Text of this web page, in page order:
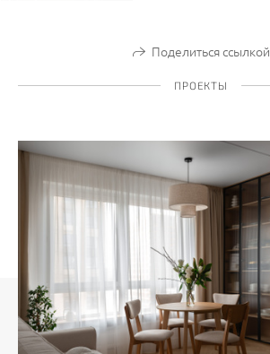
Поделиться ссылкой
ПРОЕКТЫ